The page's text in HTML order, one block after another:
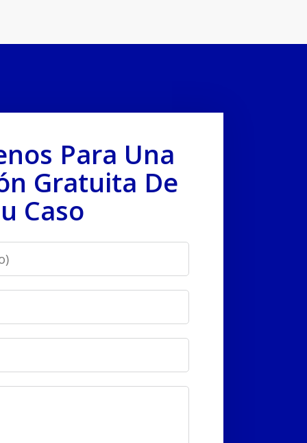
Para Una
Gratuita De
Caso